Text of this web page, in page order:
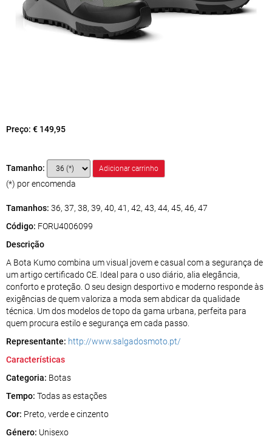
Preço: € 149,95
Tamanho:
(*) por encomenda
Tamanhos: 36, 37, 38, 39, 40, 41, 42, 43, 44, 45, 46, 47
Código: FORU4006099
Descrição
A Bota Kumo combina um visual jovem e casual com a segurança de
um artigo certificado CE. Ideal para o uso diário, alia elegância,
conforto e proteção. O seu design desportivo e moderno responde às
exigências de quem valoriza a moda sem abdicar da qualidade
técnica. Um dos modelos de topo da gama urbana, perfeita para
quem procura estilo e segurança em cada passo.
Representante: http://www.salgadosmoto.pt/
Características
Categoria: Botas
Tempo: Todas as estações
Cor: Preto, verde e cinzento
Género: Unisexo